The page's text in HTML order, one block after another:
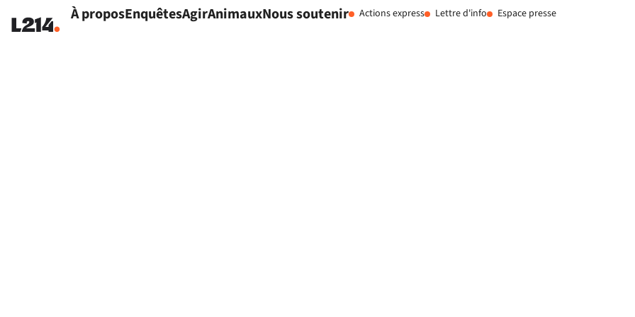
À proposEnquêtesAgirAnimauxNous soutenir Actions express Lettre d'info Espace presse